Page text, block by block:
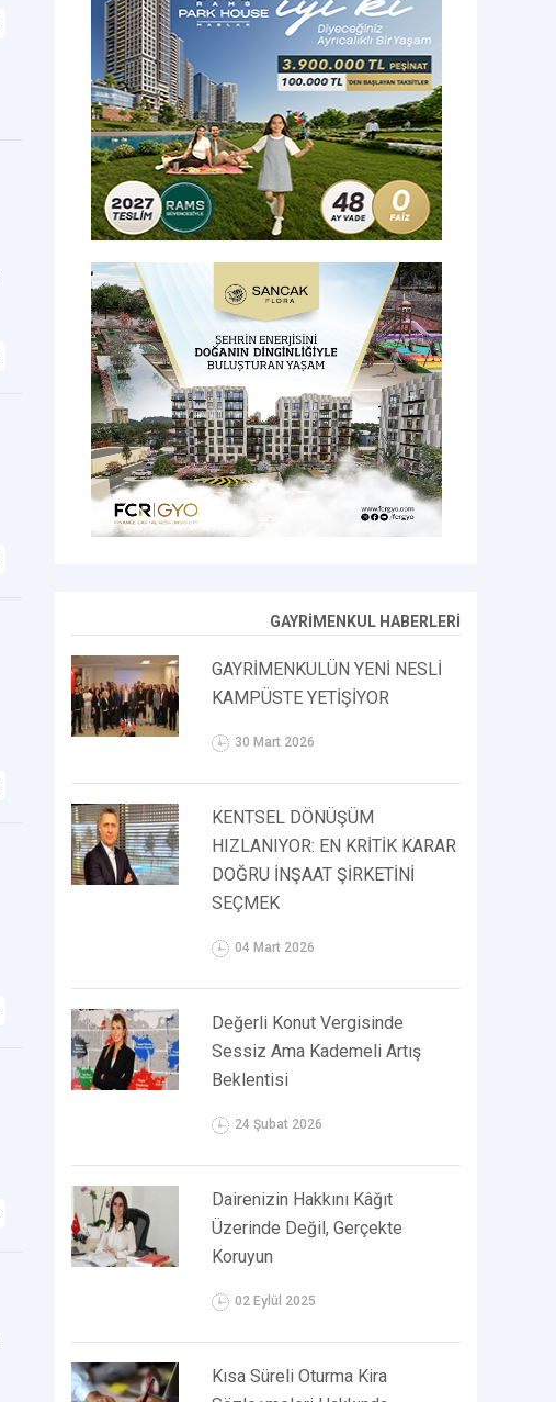
GAYRİMENKUL HABERLERİ
GAYRİMENKULÜN YENİ NESLİ
KAMPÜSTE YETİŞİYOR
30 Mart 2026
KENTSEL DÖNÜŞÜM
HIZLANIYOR: EN KRİTİK KARAR
DOĞRU İNŞAAT ŞİRKETİNİ
SEÇMEK
04 Mart 2026
Değerli Konut Vergisinde
Sessiz Ama Kademeli Artış
Beklentisi
24 Şubat 2026
Dairenizin Hakkını Kâğıt
Üzerinde Değil, Gerçekte
Koruyun
02 Eylül 2025
Kısa Süreli Oturma Kira